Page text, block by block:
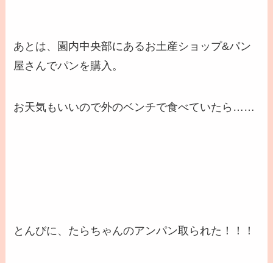
あとは、園内中央部にあるお土産ショップ&パン
屋さんでパンを購入。
お天気もいいので外のベンチで食べていたら……
とんびに、たらちゃんのアンパン取られた！！！